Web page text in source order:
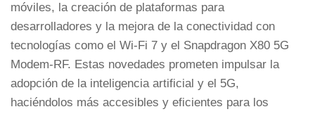
móviles, la creación de plataformas para
desarrolladores y la mejora de la conectividad con
tecnologías como el Wi-Fi 7 y el Snapdragon X80 5G
Modem-RF. Estas novedades prometen impulsar la
adopción de la inteligencia artificial y el 5G,
haciéndolos más accesibles y eficientes para los